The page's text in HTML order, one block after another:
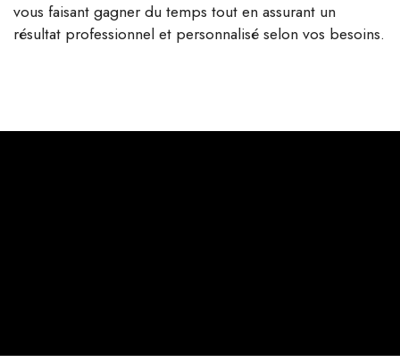
vous faisant gagner du temps tout en assurant un
résultat professionnel et personnalisé selon vos besoins.